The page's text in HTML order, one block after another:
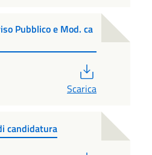
Pubblico e Mod. ca
Scarica
candidatura